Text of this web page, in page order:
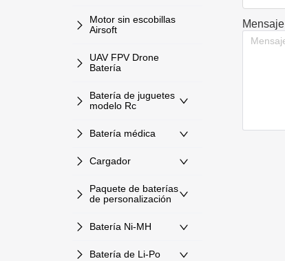
Motor sin escobillas
Airsoft
UAV FPV Drone
Batería
Batería de juguetes
modelo Rc
Batería médica
Cargador
Paquete de baterías
de personalización
Batería Ni-MH
Batería de Li-Po
Mensaje